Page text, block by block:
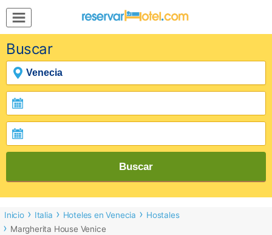
MENÚ
Inicio
Mi
Reserva
Grupos
Inspírate
Buscar
Buscar
Inicio Italia Hoteles en Venecia
Hostales
Margherita House Venice